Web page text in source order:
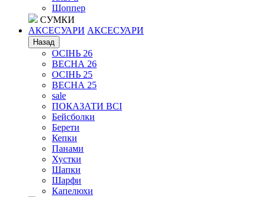
Шоппер
СУМКИ
АКСЕСУАРИ АКСЕСУАРИ
Назад
ОСІНЬ 26
ВЕСНА 26
ОСІНЬ 25
ВЕСНА 25
sale
ПОКАЗАТИ ВСІ
Бейсболки
Берети
Кепки
Панами
Хустки
Шапки
Шарфи
Капелюхи